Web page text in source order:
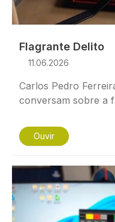
Flagrante Delito
11.06.2026
Carlos Pedro
conversam sobre a
Ouvir
Imagem